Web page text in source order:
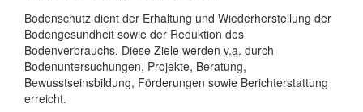
Bodenschutz dient der Erhaltung und Wiederherstellung der
Bodengesundheit sowie der Reduktion des
Bodenverbrauchs. Diese Ziele werden v.a. durch
Bodenuntersuchungen, Projekte, Beratung,
Bewusstseinsbildung, Förderungen sowie Berichterstattung
erreicht.